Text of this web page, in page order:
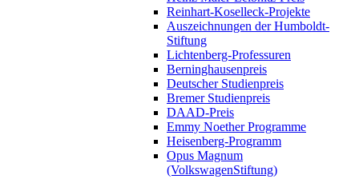
Reinhart-Koselleck-Projekte
Auszeichnungen der Humboldt-
Stiftung
Lichtenberg-Professuren
Berninghausenpreis
Deutscher Studienpreis
Bremer Studienpreis
DAAD-Preis
Emmy Noether Programme
Heisenberg-Programm
Opus Magnum
(VolkswagenStiftung)